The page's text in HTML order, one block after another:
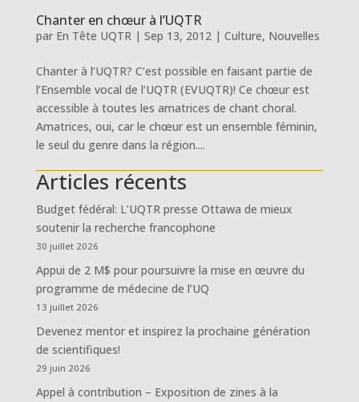
Chanter en chœur à l’UQTR
par En Tête UQTR| Sep 13, 2012| Culture, Nouvelles
Chanter à l’UQTR? C’est possible en faisant partie de
l’Ensemble vocal de l’UQTR (EVUQTR)! Ce chœur est
accessible à toutes les amatrices de chant choral.
Amatrices, oui, car le chœur est un ensemble féminin,
le seul du genre dans la région....
Articles récents
Budget fédéral: L’UQTR presse Ottawa de mieux
soutenir la recherche francophone
30 juillet 2026
Appui de 2 M$ pour poursuivre la mise en œuvre du
programme de médecine de l’UQ
13 juillet 2026
Devenez mentor et inspirez la prochaine génération
de scientifiques!
29 juin 2026
Appel à contribution – Exposition de zines à la